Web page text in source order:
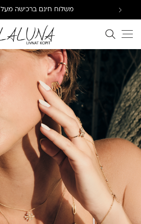
משלוח חינם ברכישה מעל 800 ₪
חיפוש באתר